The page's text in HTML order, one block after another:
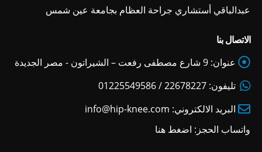
عبدالباقي أستشاري جراحة العظام بجامعة عين شمس
الاتصال بنا
عنوان: 9 شارع مصطفى رفعت – الشيراتون - مصر الجديدة
تليفون: 22678227 / 01225549586
البريد الالكتروني: info@hip-knee.com
واتساب الحجز: اضغط هنا